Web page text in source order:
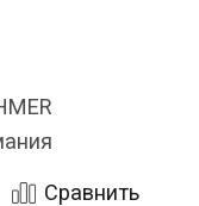
Сравнить